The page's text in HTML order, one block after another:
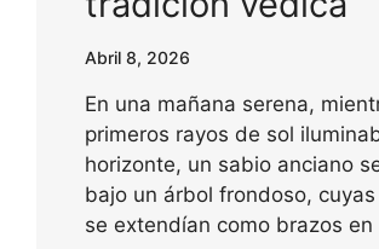
Abril 8, 2026
En una mañana serena,
primeros rayos de sol
horizonte, un sabio anciano
bajo un árbol frondoso, cuyas
se extendían como brazos